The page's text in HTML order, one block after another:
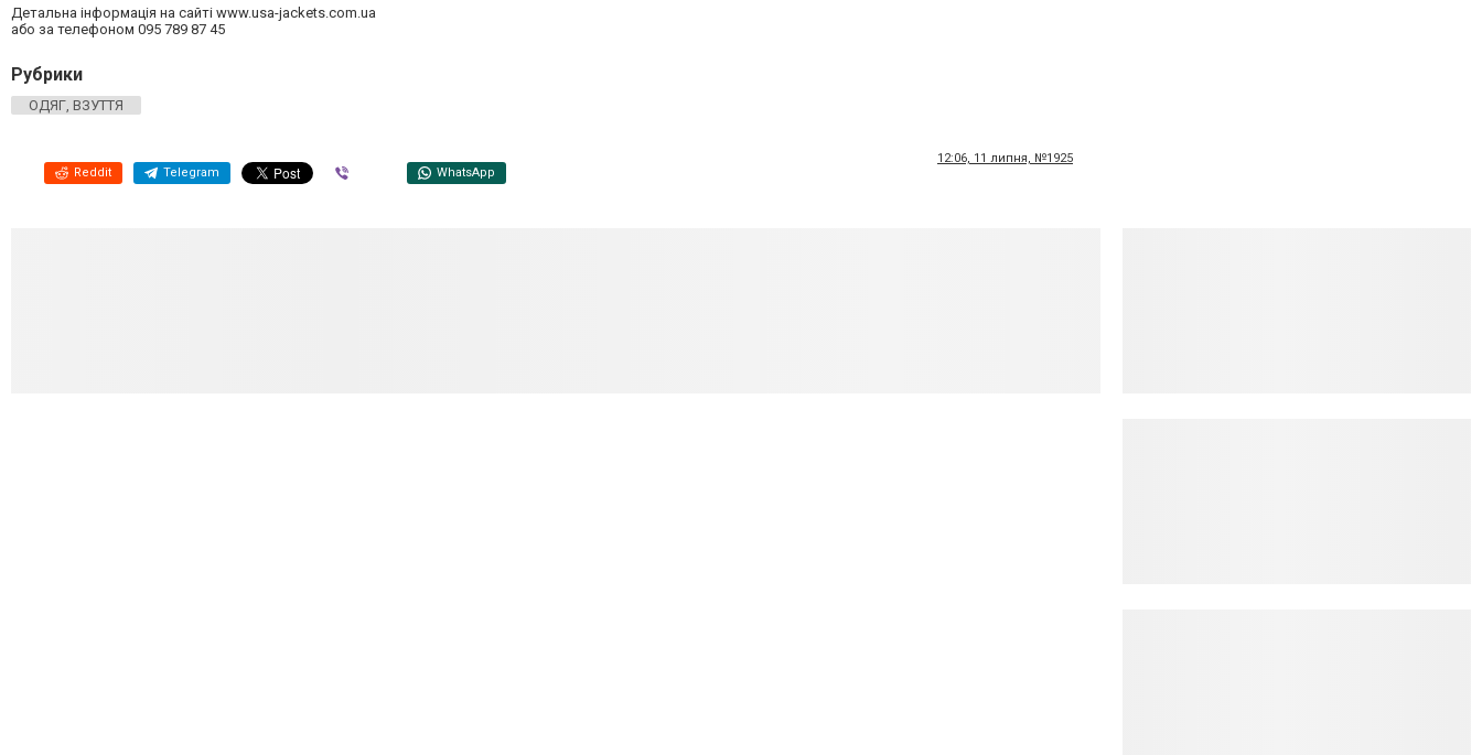
Детальна інформація на сайті www.usa-jackets.com.ua
або за телефоном 095 789 87 45
Рубрики
ОДЯГ, ВЗУТТЯ
Reddit Telegram WhatsApp
12:06, 11 липня, №1925